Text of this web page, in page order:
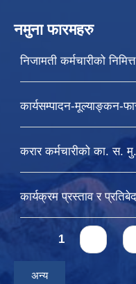
नमुना फारमहरु
निजामती कर्मचारीको
कार्यसम्पादन-मूल्याङ्कन-
करार कर्मचारीको का. स.
कार्यक्रम प्रस्ताव र
Pages
1
अन्य